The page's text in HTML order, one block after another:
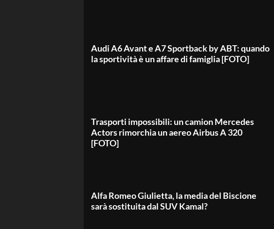
Audi A6 Avant e A7 Sportback by ABT: quando
la sportività è un affare di famiglia [FOTO]
Trasporti impossibili: un camion Mercedes
Actors rimorchia un aereo Airbus A 320
[FOTO]
Alfa Romeo Giulietta, la media del Biscione
sarà sostituita dal SUV Kamal?